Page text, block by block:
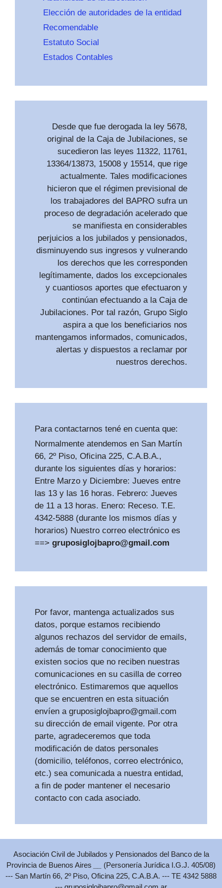
Elección de autoridades de la entidad
Recomendable
Estatuto Social
Estados Contables
Desde que fue derogada la ley 5678,
original de la Caja de Jubilaciones, se
sucedieron las leyes 11322, 11761,
13364/13873, 15008 y 15514, que rige
actualmente. Tales modificaciones
hicieron que el régimen previsional de
los trabajadores del BAPRO sufra un
proceso de degradación acelerado que
se manifiesta en considerables
perjuicios a los jubilados y pensionados,
disminuyendo sus ingresos y vulnerando
los derechos que les corresponden
legítimamente, dados los excepcionales
y cuantiosos aportes que efectuaron y
continúan efectuando a la Caja de
Jubilaciones. Por tal razón, Grupo Siglo
aspira a que los beneficiarios nos
mantengamos informados, comunicados,
alertas y dispuestos a reclamar por
nuestros derechos.
Para contactarnos tené en cuenta que:
Normalmente atendemos en San Martín
66, 2º Piso, Oficina 225, C.A.B.A.,
durante los siguientes días y horarios:
Entre Marzo y Diciembre: Jueves entre
las 13 y las 16 horas. Febrero: Jueves
de 11 a 13 horas. Enero: Receso. T.E.
4342-5888 (durante los mismos días y
horarios) Nuestro correo electrónico es
==> gruposiglojbapro@gmail.com
Por favor, mantenga actualizados sus
datos, porque estamos recibiendo
algunos rechazos del servidor de emails,
además de tomar conocimiento que
existen socios que no reciben nuestras
comunicaciones en su casilla de correo
electrónico. Estimaremos que aquellos
que se encuentren en esta situación
envíen a gruposiglojbapro@gmail.com
su dirección de email vigente. Por otra
parte, agradeceremos que toda
modificación de datos personales
(domicilio, teléfonos, correo electrónico,
etc.) sea comunicada a nuestra entidad,
a fin de poder mantener el necesario
contacto con cada asociado.
Asociación Civil de Jubilados y Pensionados del Banco de la
Provincia de Buenos Aires
(Personería Jurídica I.G.J. 405/08)
--- San Martín 66, 2º Piso, Oficina 225, C.A.B.A. --- TE 4342 5888